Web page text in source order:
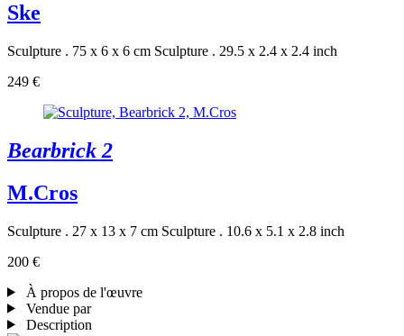
Ske
Sculpture . 75 x 6 x 6 cm Sculpture . 29.5 x 2.4 x 2.4 inch
249 €
Bearbrick 2
M.Cros
Sculpture . 27 x 13 x 7 cm Sculpture . 10.6 x 5.1 x 2.8 inch
200 €
À propos de l'œuvre
Vendue par
Description